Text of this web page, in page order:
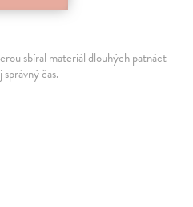
sbíral materiál dlouhých patnáct
čas.